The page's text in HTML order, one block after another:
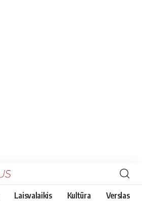
Laisvalaikis Kultūra Verslas